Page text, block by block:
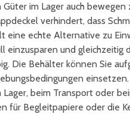
im Lager auch
verhindert, dass
echte Alternative zu
einzusparen und
Die Behälter können Sie
beim Transport oder
für Begleitpapiere oder die